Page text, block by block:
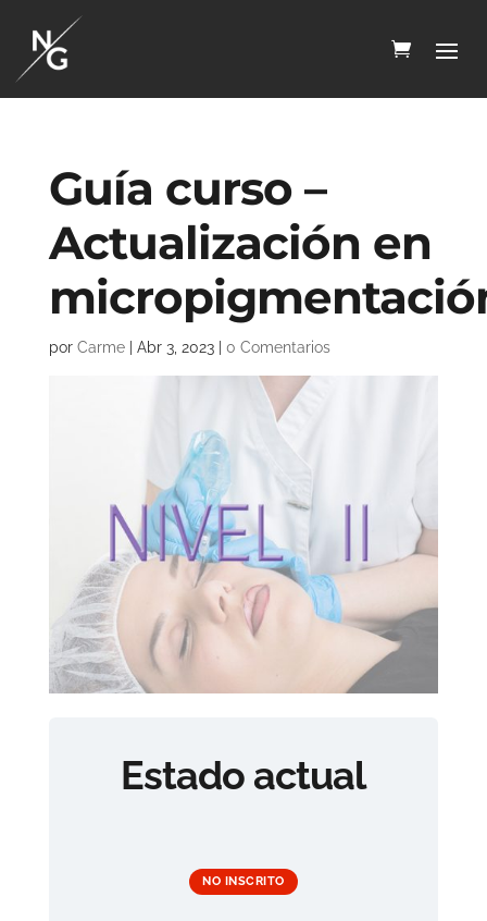
Guía curso –
Actualización en
por Carme| Abr 3, 2023| 0 Comentarios
Estado actual
NO INSCRITO